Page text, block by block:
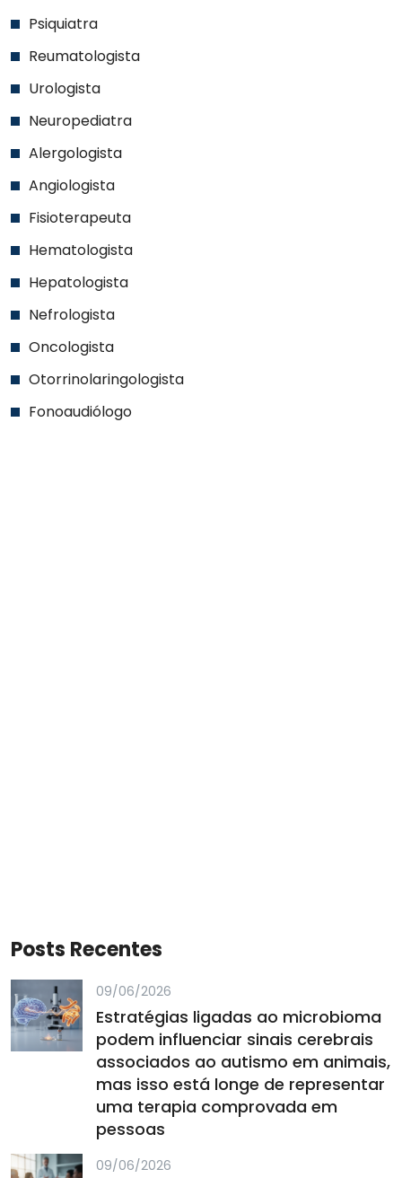
Psiquiatra
Reumatologista
Urologista
Neuropediatra
Alergologista
Angiologista
Fisioterapeuta
Hematologista
Hepatologista
Nefrologista
Oncologista
Otorrinolaringologista
Fonoaudiólogo
Posts Recentes
09/06/2026
Estratégias ligadas ao microbioma
podem influenciar sinais cerebrais
associados ao autismo em animais,
mas isso está longe de representar
uma terapia comprovada em
pessoas
09/06/2026